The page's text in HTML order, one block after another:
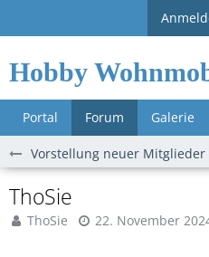
Hobby
Portal Forum Galerie
Vorstellung neuer Mitglieder
ThoSie
ThoSie 22. November